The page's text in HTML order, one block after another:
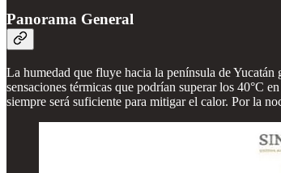
Panorama General
La humedad que fluye hacia la península de
sensaciones térmicas que podrían superar los 40°C
siempre será suficiente para mitigar el calor. Por la